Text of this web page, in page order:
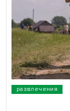
развлечения